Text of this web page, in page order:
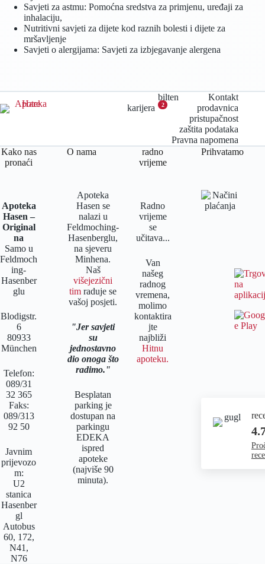
Savjeti za astmu: Pomoćna sredstva za primjenu, uređaji za
inhalaciju,
Nutritivni savjeti za dijete kod raznih bolesti i dijete za
mršavljenje
Savjeti o alergijama: Savjeti za izbjegavanje alergena
bilten
Kontakt
karijera
2
prodavnica
pristupačnost
zaštita podataka
Pravna napomena
Kako nas
pronaći
Apoteka
Hasen –
Original
na
Samo u
Feldmoch
ing-
Hasenber
glu
Blodigstr.
6
80933
München
Telefon:
089/31
32 365
Faks:
089/313
92 50
Javnim
prijevozo
m:
U2
stanica
Hasenber
gl
Autobus
60, 172,
N41,
N76
O nama
Apoteka
Hasen se
nalazi u
Feldmoching-
Hasenberglu,
na sjeveru
Minhena.
Naš
višejezični
tim raduje se
vašoj posjeti.
Jer savjeti
su
jednostavno
dio onoga što
radimo.
Besplatan
parking je
dostupan na
parkingu
EDEKA
ispred
apoteke
(najviše 90
minuta).
radno
vrijeme
Radno
vrijeme
se
učitava...
Van
našeg
radnog
vremena,
molimo
kontaktira
jte
najbliži
Hitnu
apoteku.
Prihvatamo